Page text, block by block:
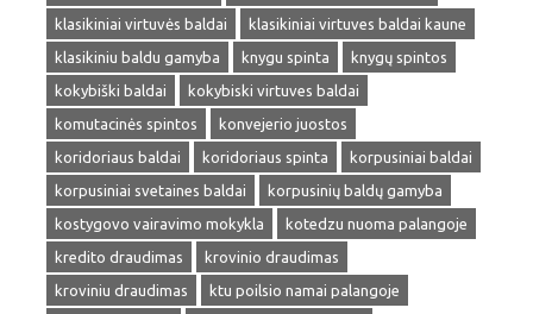
klasikiniai virtuvės baldai
klasikiniai virtuves baldai kaune
klasikiniu baldu gamyba
knygu spinta
knygų spintos
kokybiški baldai
kokybiski virtuves baldai
komutacinės spintos
konvejerio juostos
koridoriaus baldai
koridoriaus spinta
korpusiniai baldai
korpusiniai svetaines baldai
korpusinių baldų gamyba
kostygovo vairavimo mokykla
kotedzu nuoma palangoje
kredito draudimas
krovinio draudimas
kroviniu draudimas
ktu poilsio namai palangoje